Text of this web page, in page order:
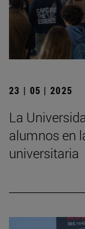
23 | 05 | 2025
La
alumnos en
universitaria